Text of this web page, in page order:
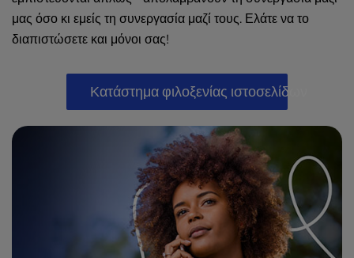
μας όσο κι εμείς τη συνεργασία μαζί τους. Ελάτε να το
διαπιστώσετε και μόνοι σας!
Κατάστημα φιλοξενίας ιστοσελίδων